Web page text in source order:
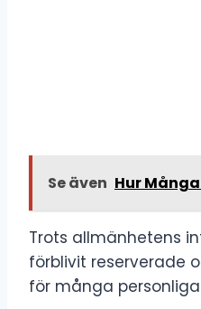
Se även Hur
Trots allmänhetens
förblivit reserverade
för många